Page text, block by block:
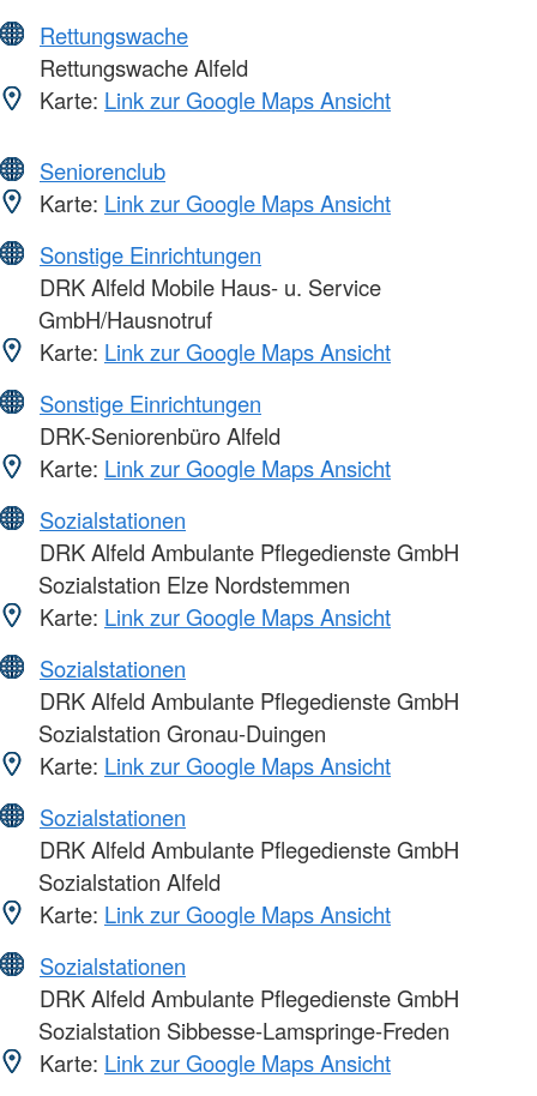
Rettungswache
Rettungswache Alfeld
Karte: Link zur Google Maps Ansicht
Seniorenclub
Karte: Link zur Google Maps Ansicht
Sonstige Einrichtungen
DRK Alfeld Mobile Haus- u. Service
GmbH/Hausnotruf
Karte: Link zur Google Maps Ansicht
Sonstige Einrichtungen
DRK-Seniorenbüro Alfeld
Karte: Link zur Google Maps Ansicht
Sozialstationen
DRK Alfeld Ambulante Pflegedienste GmbH
Sozialstation Elze Nordstemmen
Karte: Link zur Google Maps Ansicht
Sozialstationen
DRK Alfeld Ambulante Pflegedienste GmbH
Sozialstation Gronau-Duingen
Karte: Link zur Google Maps Ansicht
Sozialstationen
DRK Alfeld Ambulante Pflegedienste GmbH
Sozialstation Alfeld
Karte: Link zur Google Maps Ansicht
Sozialstationen
DRK Alfeld Ambulante Pflegedienste GmbH
Sozialstation Sibbesse-Lamspringe-Freden
Karte: Link zur Google Maps Ansicht